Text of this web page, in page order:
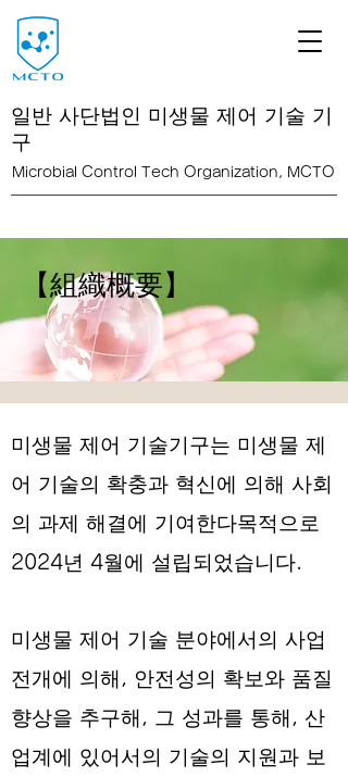
일반 사단법인 미생물 제어 기술 기
구
Microbial Control Tech Organization, MCTO
【組織概要】
미생물 제어 기술기구는 미생물 제
어 기술의 확충과 혁신에 의해 사회
의 과제 해결에 기여한다목적으로
2024년 4월에 설립되었습니다.
미생물 제어 기술 분야에서의 사업
전개에 의해, 안전성의 확보와 품질
향상을 추구해, 그 성과를 통해, 산
업계에 있어서의 기술의 지원과 보